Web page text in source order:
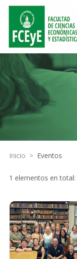
Inicio > Eventos
1 elementos en total: